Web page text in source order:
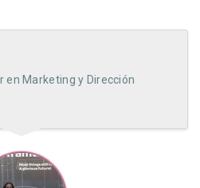
en Marketing y Dirección